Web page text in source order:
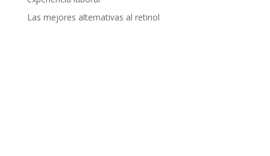
Las mejores alternativas al retinol